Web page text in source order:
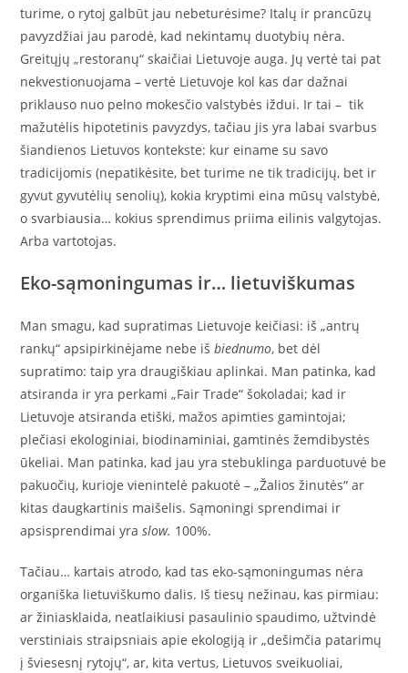
turime, o rytoj galbūt jau nebeturėsime? Italų ir prancūzų
pavyzdžiai jau parodė, kad nekintamų duotybių nėra.
Greitųjų „restoranų“ skaičiai Lietuvoje auga. Jų vertė tai pat
nekvestionuojama – vertė Lietuvoje kol kas dar dažnai
priklauso nuo pelno mokesčio valstybės iždui. Ir tai – tik
mažutėlis hipotetinis pavyzdys, tačiau jis yra labai svarbus
šiandienos Lietuvos kontekste: kur einame su savo
tradicijomis (nepatikėsite, bet turime ne tik tradicijų, bet ir
gyvut gyvutėlių senolių), kokia kryptimi eina mūsų valstybė,
o svarbiausia… kokius sprendimus priima eilinis valgytojas.
Arba vartotojas.
Eko-sąmoningumas ir… lietuviškumas
Man smagu, kad supratimas Lietuvoje keičiasi: iš „antrų
rankų“ apsipirkinėjame nebe išbiednumo, bet dėl
supratimo: taip yra draugiškiau aplinkai. Man patinka, kad
atsiranda ir yra perkami „Fair Trade“ šokoladai; kad ir
Lietuvoje atsiranda etiški, mažos apimties gamintojai;
plečiasi ekologiniai, biodinaminiai, gamtinės žemdibystės
ūkeliai. Man patinka, kad jau yra stebuklinga parduotuvė be
pakuočių, kurioje vienintelė pakuotė – „Žalios žinutės“ ar
kitas daugkartinis maišelis. Sąmoningi sprendimai ir
apsisprendimai yraslow. 100%.
Tačiau… kartais atrodo, kad tas eko-sąmoningumas nėra
organiška lietuviškumo dalis. Iš tiesų nežinau, kas pirmiau:
ar žiniasklaida, neatlaikiusi pasaulinio spaudimo, užtvindė
verstiniais straipsniais apie ekologiją ir „dešimčia patarimų
į šviesesnį rytojų“, ar, kita vertus, Lietuvos sveikuoliai,